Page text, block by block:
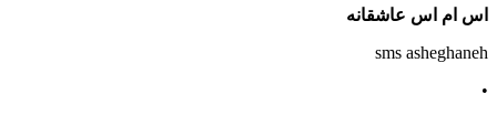
اس ام اس عاشقانه
sms asheghaneh
•